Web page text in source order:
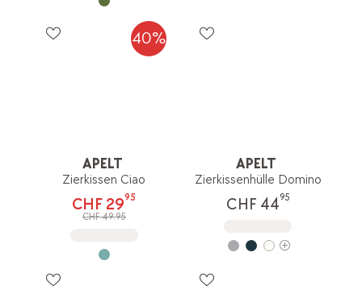
40%
APELT
Zierkissen Ciao
CHF 2995
CHF 49.95
APELT
Zierkissenhülle Domino
CHF 4495